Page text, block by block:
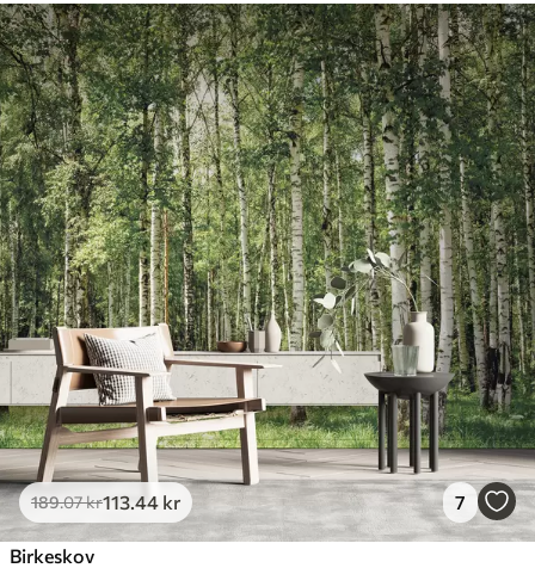
189.07kr113 .44 kr 7
Birkeskov